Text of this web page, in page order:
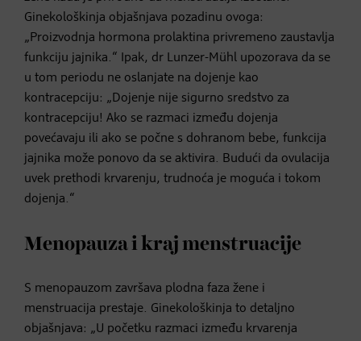
Ginekološkinja objašnjava pozadinu ovoga:
„Proizvodnja hormona prolaktina privremeno zaustavlja
funkciju jajnika.“ Ipak, dr Lunzer-Mühl upozorava da se
u tom periodu ne oslanjate na dojenje kao
kontracepciju: „Dojenje nije sigurno sredstvo za
kontracepciju! Ako se razmaci između dojenja
povećavaju ili ako se počne s dohranom bebe, funkcija
jajnika može ponovo da se aktivira. Budući da ovulacija
uvek prethodi krvarenju, trudnoća je moguća i tokom
dojenja.“
Menopauza i kraj menstruacije
S menopauzom završava plodna faza žene i
menstruacija prestaje. Ginekološkinja to detaljno
objašnjava: „U početku razmaci između krvarenja